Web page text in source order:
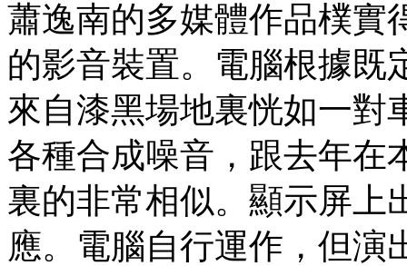
蕭逸南的多媒體作品樸實
的影音裝置。電腦根據既
來自漆黑場地裏恍如一對
各種合成噪音，跟去年在
裏的非常相似。顯示屏上
應。電腦自行運作，但演